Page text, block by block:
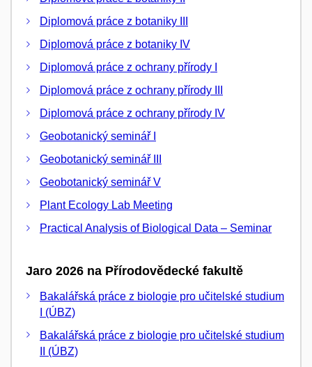
Diplomová práce z botaniky III
Diplomová práce z botaniky IV
Diplomová práce z ochrany přírody I
Diplomová práce z ochrany přírody III
Diplomová práce z ochrany přírody IV
Geobotanický seminář I
Geobotanický seminář III
Geobotanický seminář V
Plant Ecology Lab Meeting
Practical Analysis of Biological Data – Seminar
Jaro 2026 na Přírodovědecké fakultě
Bakalářská práce z biologie pro učitelské studium
I (ÚBZ)
Bakalářská práce z biologie pro učitelské studium
II (ÚBZ)